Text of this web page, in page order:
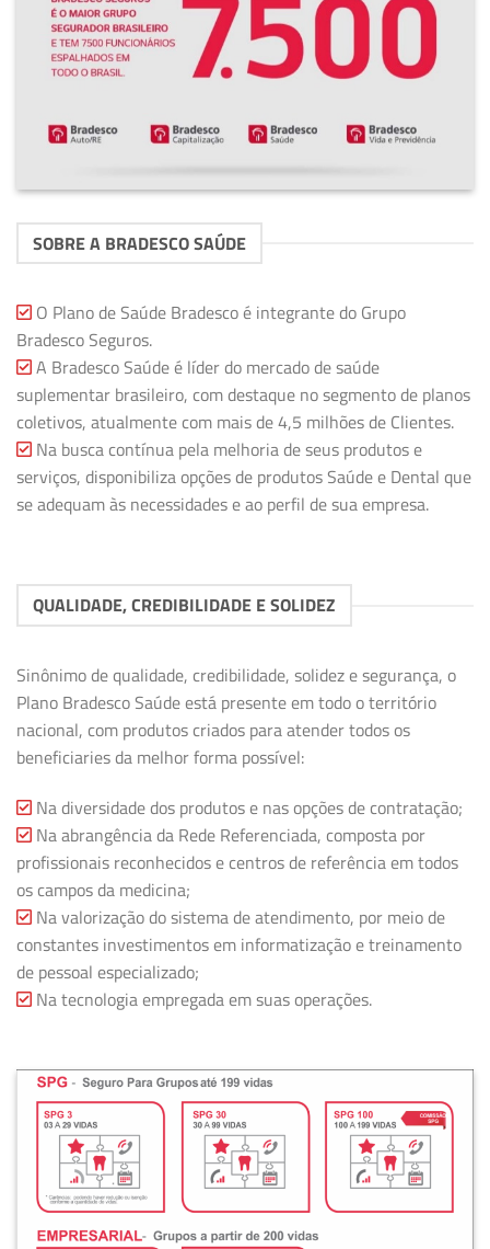
SOBRE A BRADESCO SAÚDE
O Plano de Saúde Bradesco é integrante do Grupo
Bradesco Seguros.
A Bradesco Saúde é líder do mercado de saúde
suplementar brasileiro, com destaque no segmento de planos
coletivos, atualmente com mais de 4,5 milhões de Clientes.
Na busca contínua pela melhoria de seus produtos e
serviços, disponibiliza opções de produtos Saúde e Dental que
se adequam às necessidades e ao perfil de sua empresa.
QUALIDADE, CREDIBILIDADE E SOLIDEZ
Sinônimo de qualidade, credibilidade, solidez e segurança, o
Plano Bradesco Saúde está presente em todo o território
nacional, com produtos criados para atender todos os
beneficiaries da melhor forma possível:
Na diversidade dos produtos e nas opções de contratação;
Na abrangência da Rede Referenciada, composta por
profissionais reconhecidos e centros de referência em todos
os campos da medicina;
Na valorização do sistema de atendimento, por meio de
constantes investimentos em informatização e treinamento
de pessoal especializado;
Na tecnologia empregada em suas operações.